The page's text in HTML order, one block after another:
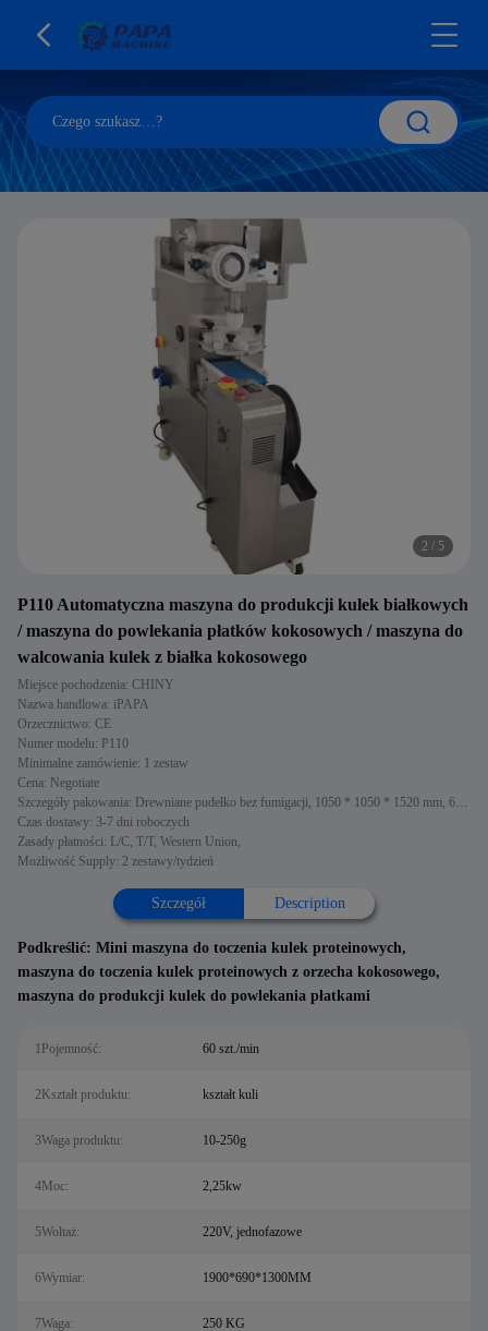
2 / 5
P110 Automatyczna maszyna do produkcji kulek białkowych
/ maszyna do powlekania płatków kokosowych / maszyna do
walcowania kulek z białka kokosowego
Miejsce pochodzenia: CHINY
Nazwa handlowa: iPAPA
Orzecznictwo: CE
Numer modelu: P110
Minimalne zamówienie: 1 zestaw
Cena: Negotiate
Szczegóły pakowania: Drewniane pudełko bez fumigacji, 1050 * 1050 * 1520 mm, 650 * 700 * 900 mm
Czas dostawy: 3-7 dni roboczych
Zasady płatności: L/C, T/T, Western Union,
Możliwość Supply: 2 zestawy/tydzień
Szczegół Description
Podkreślić: Mini maszyna do toczenia kulek proteinowych,
maszyna do toczenia kulek proteinowych z orzecha kokosowego,
maszyna do produkcji kulek do powlekania płatkami
1Pojemność: 60 szt./min
2Kształt produktu: kształt kuli
3Waga produktu: 10-250g
4Moc: 2,25kw
5Woltaż: 220V, jednofazowe
6Wymiar: 1900*690*1300MM
7Waga: 250 KG